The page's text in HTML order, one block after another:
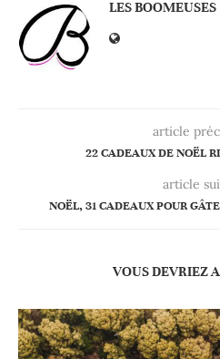
LES BOOMEUSES
article
22 CADEAUX DE NOËL
article
NOËL, 31 CADEAUX POUR
VOUS DEVRIEZ